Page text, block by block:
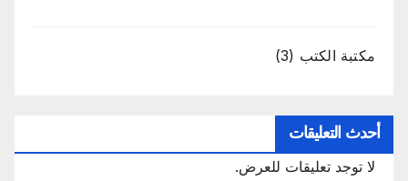
مكتبة الكتب (3)
أحدث التعليقات
لا توجد تعليقات للعرض.